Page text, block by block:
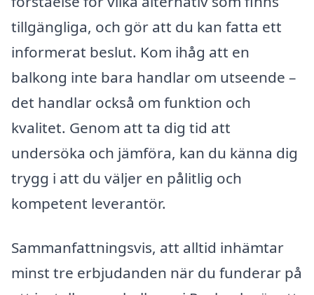
tillgängliga, och gör att du kan fatta ett
informerat beslut. Kom ihåg att en
balkong inte bara handlar om utseende –
det handlar också om funktion och
kvalitet. Genom att ta dig tid att
undersöka och jämföra, kan du känna dig
trygg i att du väljer en pålitlig och
kompetent leverantör.
Sammanfattningsvis, att alltid inhämtar
minst tre erbjudanden när du funderar på